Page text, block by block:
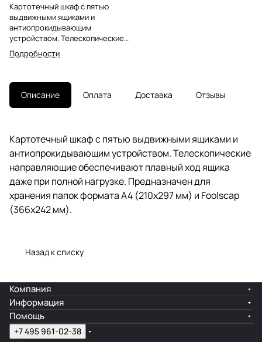
Картотечный шкаф с пятью
выдвижными ящиками и
антиопрокидывающим
устройством. Телескопические
направляющие обеспечивают
плавный ход ящика даже при
для хранения папок формата А4
(210х297 мм) и Foolscap
(366х242 мм).
Подробности
Описание Оплата Доставка Отзывы
Картотечный шкаф с пятью выдвижными ящиками и
антиопрокидывающим устройством. Телескопические
направляющие обеспечивают плавный ход ящика
даже при полной нагрузке. Предназначен для
хранения папок формата А4 (210х297 мм) и Foolscap
(366х242 мм).
Назад к списку
Компания
Информация
Помощь
+7 495 961-02-38